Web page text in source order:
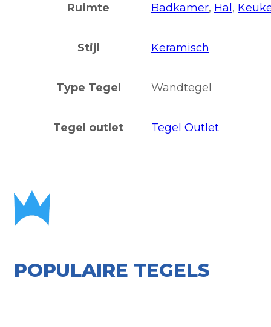
Ruimte Badkamer, Hal,
Stijl Keramisch
Type Tegel Wandtegel
Tegel outlet Tegel Outlet
POPULAIRE TEGELS